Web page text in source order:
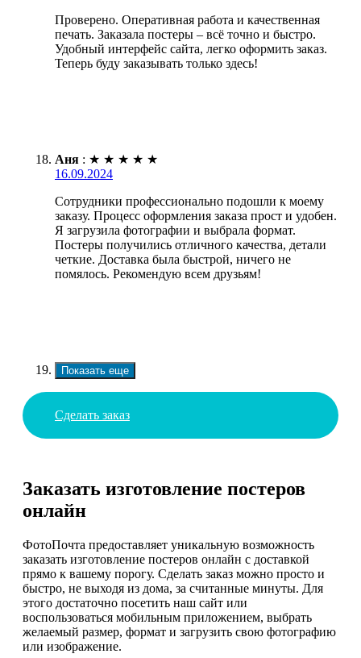
Проверено. Оперативная работа и качественная
печать. Заказала постеры – всё точно и быстро.
Удобный интерфейс сайта, легко оформить заказ.
Теперь буду заказывать только здесь!
Аня : ★ ★ ★ ★ ★
16.09.2024
Сотрудники профессионально подошли к моему
заказу. Процесс оформления заказа прост и удобен.
Я загрузила фотографии и выбрала формат.
Постеры получились отличного качества, детали
четкие. Доставка была быстрой, ничего не
помялось. Рекомендую всем друзьям!
Показать еще
Сделать заказ
Заказать изготовление постеров
онлайн
ФотоПочта предоставляет уникальную возможность
заказать изготовление постеров онлайн с доставкой
прямо к вашему порогу. Сделать заказ можно просто и
быстро, не выходя из дома, за считанные минуты. Для
этого достаточно посетить наш сайт или
воспользоваться мобильным приложением, выбрать
желаемый размер, формат и загрузить свою фотографию
или изображение.